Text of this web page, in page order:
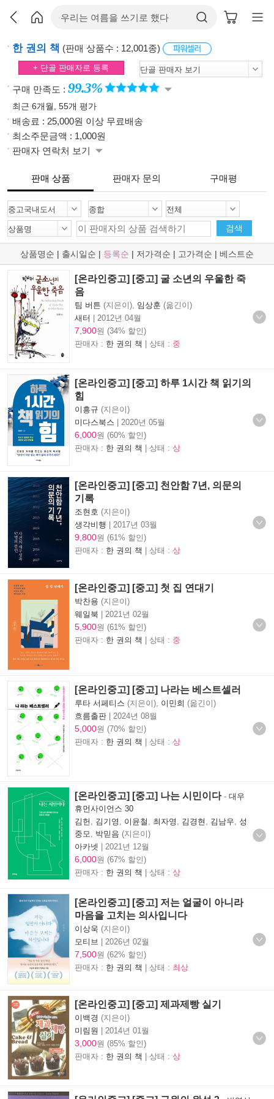
한 권의 책 (판매 상품수 : 12,001종)
+ 단골 판매자로 등록
구매 만족도 : 99.3%
최근 6개월, 55개 평가
배송료 : 25,000원 이상 무료배송
최소주문금액 : 1,000원
판매자 연락처 보기
판매 상품 판매자 문의 구매평
검색
상품명순 | 출시일순 | 등록순 | 저가격순 | 고가격순 | 베스트순
[온라인중고] [중고] 굴 소년의 우울한 죽
음
팀 버튼 (지은이), 임상훈 (옮긴이)
새터 | 2012년 04월
7,900원 (34% 할인)
판매자 : 한 권의 책 | 상태 : 중
[온라인중고] [중고] 하루 1시간 책 읽기의
힘
이흥규 (지은이)
미다스북스 | 2020년 05월
6,000원 (60% 할인)
판매자 : 한 권의 책 | 상태 : 상
[온라인중고] [중고] 천안함 7년, 의문의
기록
조현호 (지은이)
생각비행 | 2017년 03월
9,800원 (61% 할인)
판매자 : 한 권의 책 | 상태 : 상
[온라인중고] [중고] 첫 집 연대기
박찬용 (지은이)
웨일북 | 2021년 02월
5,900원 (61% 할인)
판매자 : 한 권의 책 | 상태 : 중
[온라인중고] [중고] 나라는 베스트셀러
루타 서페티스 (지은이), 이민희 (옮긴이)
흐름출판 | 2024년 08월
5,000원 (70% 할인)
판매자 : 한 권의 책 | 상태 : 상
[온라인중고] [중고] 나는 시민이다- 대우
휴먼사이언스 30
김헌
김기영 이윤철 최자영 김경현 김남우
성
중모
박믿음 (지은이)
아카넷 | 2021년 12월
6,000원 (67% 할인)
판매자 : 한 권의 책 | 상태 : 상
[온라인중고] [중고] 저는 얼굴이 아니라
마음을 고치는 의사입니다
이상욱 (지은이)
모티브 | 2026년 02월
7,500원 (62% 할인)
판매자 : 한 권의 책 | 상태 : 최상
[온라인중고] [중고] 제과제빵 실기
이백경 (지은이)
미림원 | 2014년 01월
3,000원 (85% 할인)
판매자 : 한 권의 책 | 상태 : 상